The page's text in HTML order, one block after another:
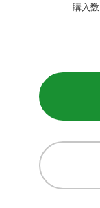
購入数